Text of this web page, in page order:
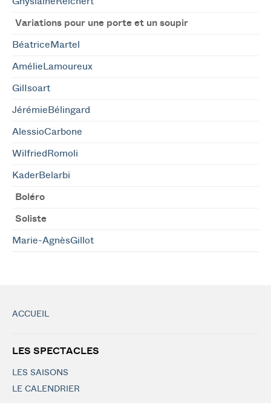
Variations pour une porte et un soupir
BéatriceMartel
AmélieLamoureux
GilIsoart
JérémieBélingard
AlessioCarbone
WilfriedRomoli
KaderBelarbi
Boléro
Soliste
Marie-AgnèsGillot
ACCUEIL
LES SPECTACLES
LES SAISONS
LE CALENDRIER